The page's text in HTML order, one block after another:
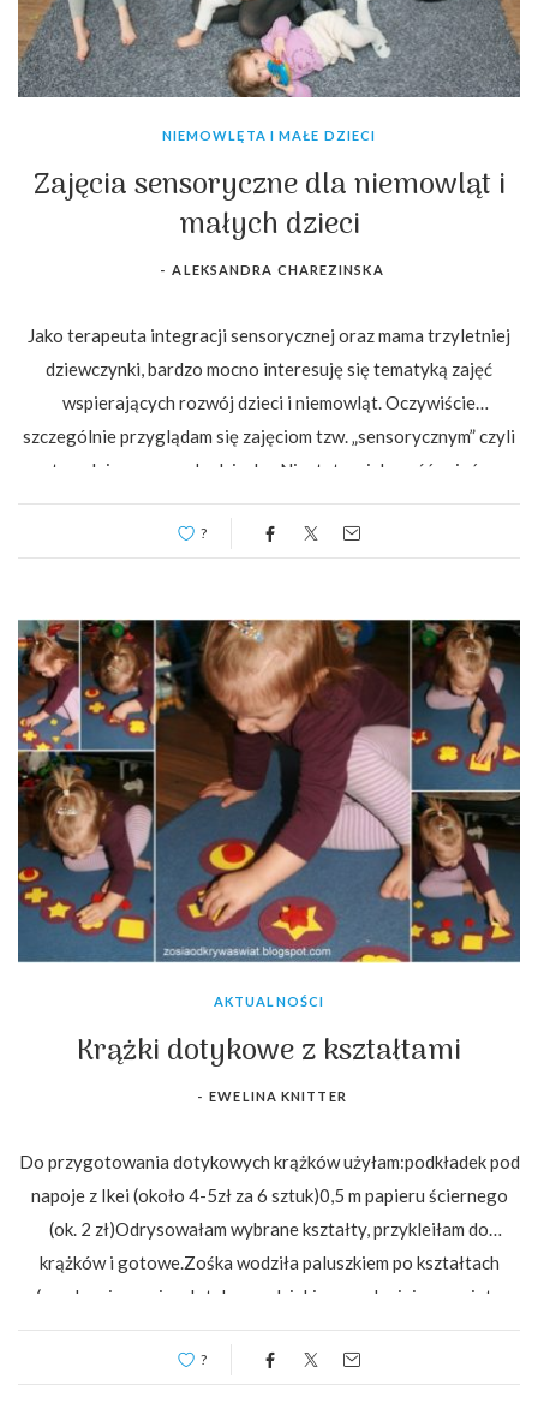
NIEMOWLĘTA I MAŁE DZIECI
Zajęcia sensoryczne dla niemowląt i
małych dzieci
- ALEKSANDRA CHAREZINSKA
Jako terapeuta integracji sensorycznej oraz mama trzyletniej
dziewczynki, bardzo mocno interesuję się tematyką zajęć
wspierających rozwój dzieci i niemowląt. Oczywiście
szczególnie przyglądam się zajęciom tzw. „sensorycznym” czyli
stymulującym zmysły dziecka. Niestety większość zajęć w
których uczestniczyłam razem z córką, nie…
?
AKTUALNOŚCI
Krążki dotykowe z kształtami
- EWELINA KNITTER
Do przygotowania dotykowych krążków użyłam:podkładek pod
napoje z Ikei (około 4-5zł za 6 sztuk)0,5 m papieru ściernego
(ok. 2 zł)Odrysowałam wybrane kształty, przykleiłam do
krążków i gotowe.Zośka wodziła paluszkiem po kształtach
(uruchamia pamięc dotykową, dzięki czemu lepiej zapamięta
dany kształt);…
?